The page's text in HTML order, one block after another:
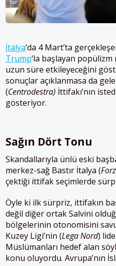
İtalya’da 4 Mart’ta
Trump’la başlayan popülizm
uzun süre etkileyeceğini
sonuçlar açıklanmasa da
(Centrodestra) İttifakı’nın
gösteriyor.
Sağın Dört Tonu
Skandallarıyla ünlü eski
merkez-sağ Bastır İtalya (
çektiği ittifak seçimlerde
Öyle ki ilk sürpriz, ittifakın
değil diğer ortak Salvini
bölgelerinin otonomisini
Kuzey Ligi’nin (Lega Nord)
Müslümanları hedef alan
konu oluyordu. Avrupa’nın